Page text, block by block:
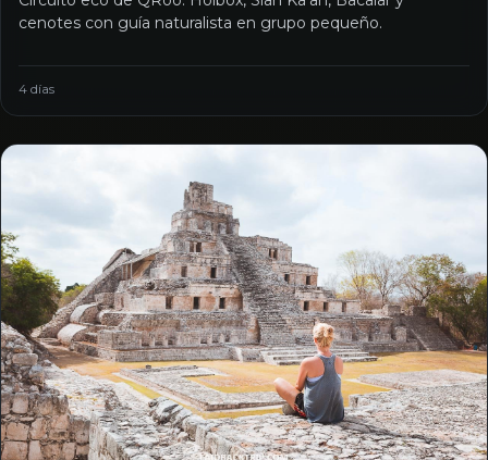
cenotes con guía naturalista en grupo pequeño.
4 días